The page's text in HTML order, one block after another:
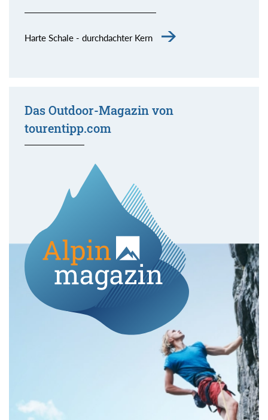
Harte Schale - durchdachter Kern
Das Outdoor-Magazin von
tourentipp.com